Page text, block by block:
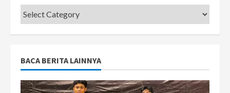
Categories
BACA BERITA LAINNYA